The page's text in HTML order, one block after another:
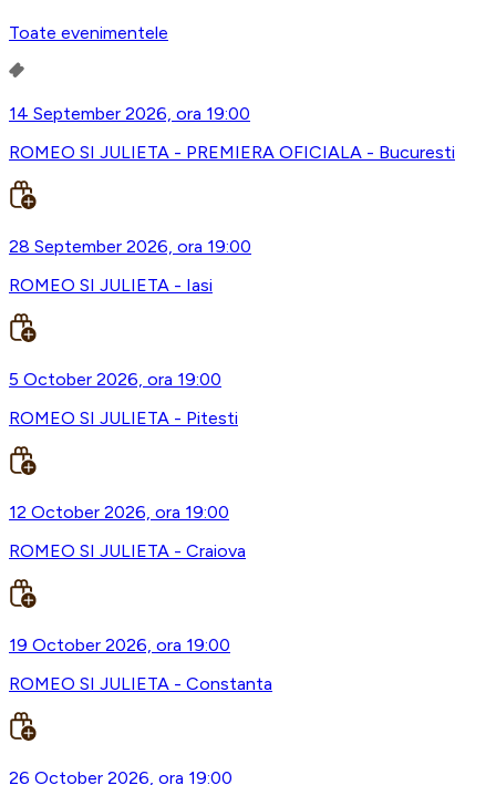
Toate evenimentele
14 September 2026, ora 19:00
ROMEO SI JULIETA - PREMIERA OFICIALA - Bucuresti
28 September 2026, ora 19:00
ROMEO SI JULIETA - Iasi
5 October 2026, ora 19:00
ROMEO SI JULIETA - Pitesti
12 October 2026, ora 19:00
ROMEO SI JULIETA - Craiova
19 October 2026, ora 19:00
ROMEO SI JULIETA - Constanta
26 October 2026, ora 19:00